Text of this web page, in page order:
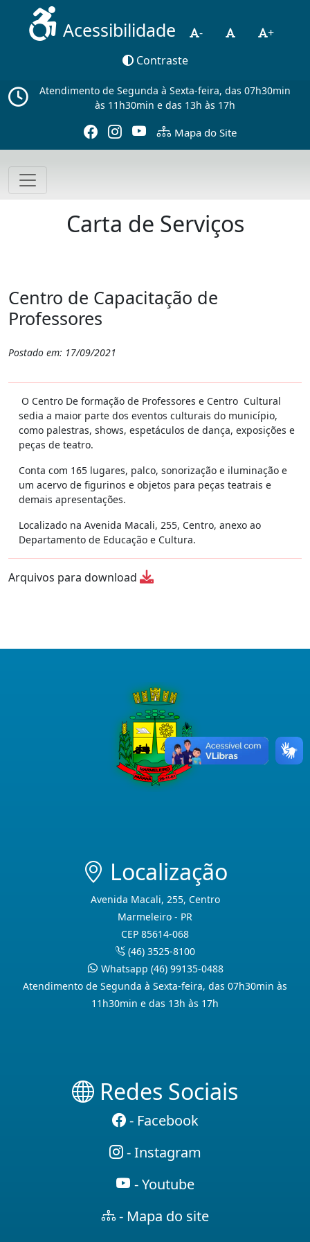
Acessibilidade -
+
Contraste
Atendimento de Segunda à Sexta-feira, das 07h30min
às 11h30min e das 13h às 17h
Mapa do Site
Carta de Serviços
Centro de Capacitação de
Professores
Postado em: 17/09/2021
O Centro De formação de Professores e Centro Cultural
sedia a maior parte dos eventos culturais do município,
como palestras, shows, espetáculos de dança, exposições e
peças de teatro.
Conta com 165 lugares, palco, sonorização e iluminação e
um acervo de figurinos e objetos para peças teatrais e
demais apresentações.
Localizado na Avenida Macali, 255, Centro, anexo ao
Departamento de Educação e Cultura.
Arquivos para download
Localização
Avenida Macali, 255, Centro
Marmeleiro - PR
CEP 85614-068
(46) 3525-8100
Whatsapp (46) 99135-0488
Atendimento de Segunda à Sexta-feira, das 07h30min às
11h30min e das 13h às 17h
Redes Sociais
- Facebook
- Instagram
- Youtube
- Mapa do site